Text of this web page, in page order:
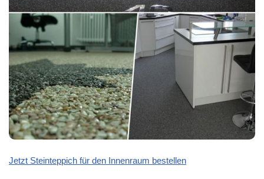
Jetzt Steinteppich für den Innenraum bestellen